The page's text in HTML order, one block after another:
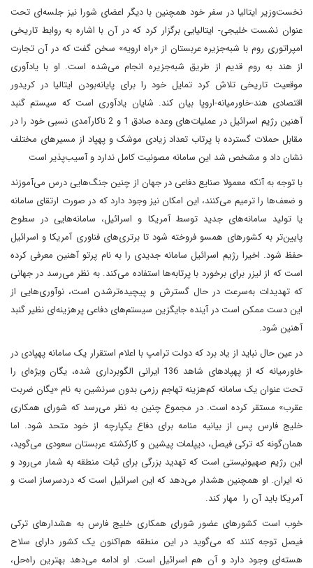
نخست‌وزیر ایتالیا در سفر خود همچنین با دیگر اعضای شورا نیز جلسه‌ای تحت
عنوان نشست خلیجی- ایتالیایی برگزار کرد که در آن با اشاره به روابط تاریخی
امپراتوری روم با شبه‌جزیره عربستان از «راه ارویه» سخن گفت که در آن تجارت
از هند به روم قدیم از طریق شبه‌جزیره انجام می‌شده است. او با یادآوری
موقعیت تاریخی تلاش کرد تمایل خود را برای پایانه‌بودن ایتالیا در کریدور
اقتصادی هند-خاورمیانه-اروپا بیان کند. شایان یادآوری است که سیستم گنبد
آهنین رژیم اسرائیل در عملیات‌های وعده صادق 1 و 2 ناکارآمدی نسبی خود را در
مقابل حملات گسترده با پرتاب تعداد زیادی موشک و پهپاد از مسیرهای مختلف
نشان داد و مشخص شد این سامانه مصونیت کامل ندارد و آسیب‌پذیر است
با توجه به آنکه معمولا صنایع دفاعی در جهان از چنین جنگ‌هایی درس می‌آموزند
و ضعف‌ها را ترمیم می‌کنند، این امکان نیز وجود دارد که در صورت ارتقای سامانه
یا تولید سامانه‌های جدید توسط آمریکا و اسرائیل، سامانه‌هایی در سطوح
پایین‌تر به کشورهای همسو فروخته شود تا برتری‌های فناوری آمریکا و اسرائیل
حفظ شود. اخیرا رژیم اسرائیل سامانه جدیدی را به نام پرتو آهنین معرفی کرده
است که از لیزر برای برخورد با پرتابه‌ها استفاده می‌کند. به نظر می‌رسد در جهانی
که تهدیدات به‌سرعت در حال گسترش و پیچیده‌ترشدن است، نوآوری‌هایی از
این دست ممکن است در آینده جایگزین سیستم‌های دفاعی پرهزینه‌ای نظیر گنبد
آهنین شود.
در عین حال نباید از یاد برد که دولت ترامپ با اعلام استقرار یک سامانه پهپادی در
خاورمیانه که از پهپادهای شاهد 136 ایرانی الگوبرداری شده، یگان ویژه‌ای را
تحت عنوان یک سامانه کم‌هزینه تهاجم رزمی بدون سرنشین به نام «یگان ضربت
عقرب» مستقر کرده است. در مجموع چنین به نظر می‌رسد که شورای همکاری
خلیج فارس پس از بیانیه منامه برای دفاع یکپارچه از خود متحد شود. اما
همان‌گونه که ترکی فیصل، دیپلمات پیشین و کارکشته عربستان سعودی می‌گوید،
این رژیم صهیونیستی است که تهدید بزرگی برای ثبات منطقه به شمار می‌رود و
نه ایران. او همچنین هشدار می‌دهد که این اسرائیل است که دردسرساز است و
آمریکا باید آن را مهار کند.
خوب است کشورهای عضور شورای همکاری خلیج فارس به هشدارهای ترکی
فیصل توجه کنند که می‌گوید در این منطقه هم‌اکنون یک کشور دارای سلاح
هسته‌ای وجود دارد و آن هم اسرائیل است. او ادامه می‌دهد بهترین راه‌حل،